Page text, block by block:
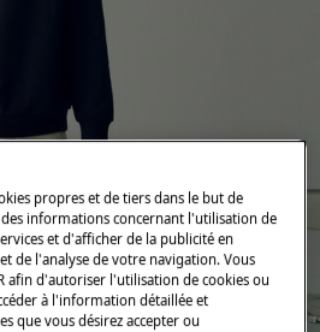
propres et de tiers dans le but de
informations concernant l'utilisation de
et d'afficher de la publicité en
de l'analyse de votre navigation. Vous
afin d'autoriser l'utilisation de cookies ou
à l'information détaillée et
que vous désirez accepter ou